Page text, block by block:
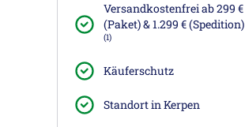
Versandkostenfrei ab 299 €
(Paket) & 1.299 € (Spedition)
(1)
Käuferschutz
Standort in Kerpen